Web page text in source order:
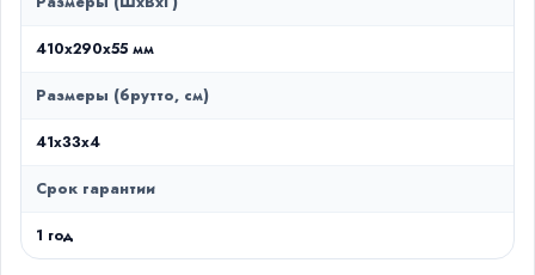
410x290x55 мм
Размеры (брутто, см)
41x33x4
Срок гарантии
1 год